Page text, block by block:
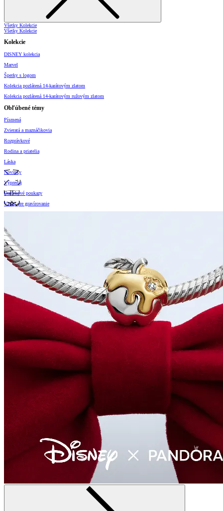
Všetky Kolekcie
Všetky Kolekcie
Kolekcie
DISNEY kolekcia
Marvel
Šperky s logom
Kolekcia pozlátená 14-karátovým zlatom
Kolekcia pozlátená 14-karátovým ružovým zlatom
Obľúbené témy
Písmená
Zvieratá a maznáčikovia
Rozprávkové
Rodina a priatelia
Láska
Novinky
Výpredaj
Darčekové poukazy
Vzory pre gravírovanie